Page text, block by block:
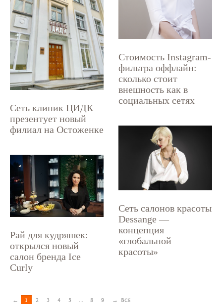
Стоимость Instagram-
фильтра оффлайн:
сколько стоит
внешность как в
социальных сетях
Сеть клиник ЦИДК
презентует новый
филиал на Остоженке
Сеть салонов красоты
Dessange —
концепция
«глобальной
красоты»
Рай для кудряшек:
открылся новый
салон бренда Ice
Curly
← 1 2 3 4 5 ... 8 9 → Все